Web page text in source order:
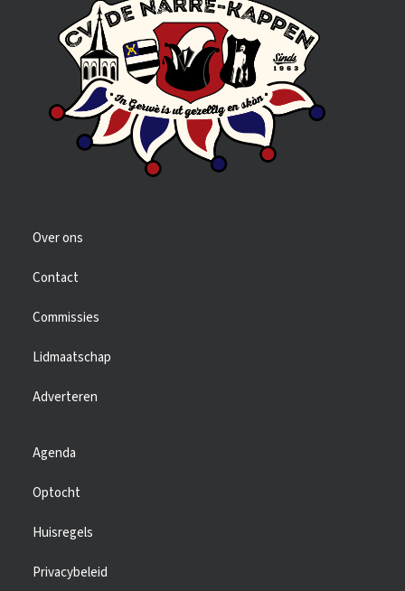
Over ons
Contact
Commissies
Lidmaatschap
Adverteren
Agenda
Optocht
Huisregels
Privacybeleid